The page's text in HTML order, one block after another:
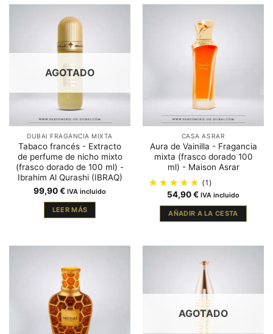
AGOTADO
DUBAI FRAGANCIA MIXTA
Tabaco francés - Extracto
de perfume de nicho mixto
(frasco dorado de 100 ml) -
Ibrahim Al Qurashi (IBRAQ)
99,90€ IVA incluido
LEER MÁS
CASA ASRAR
Aura de Vainilla - Fragancia
mixta (frasco dorado 100
ml) - Maison Asrar
(1)
54,90€ IVA incluido
AÑADIR A LA CESTA
AGOTADO